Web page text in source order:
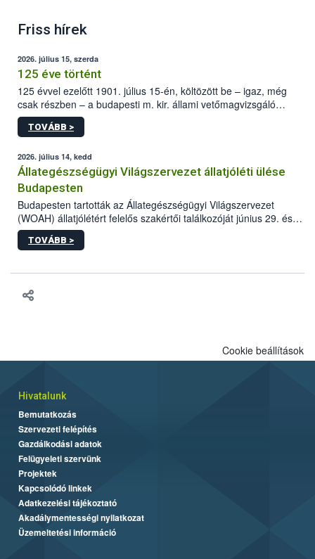
Friss hírek
2026. július 15, szerda
125 éve történt
125 évvel ezelőtt 1901. július 15-én, költözött be – igaz, még
csak részben – a budapesti m. kir. állami vetőmagvizsgáló
állomás a Kis Rókus utca 15. szám alatti, Czigler Győző által
tervezett új épületébe.
TOVÁBB >
2026. július 14, kedd
Állategészségügyi Világszervezet állatjóléti ülése
Budapesten
Budapesten tartották az Állategészségügyi Világszervezet
(WOAH) állatjólétért felelős szakértői találkozóját június 29. és
július 2. között. Az Agrár- és Élelmiszergazdaságért Felelős
Minisztérium (AÉM) és a Nemzeti Élelmiszerlánc-biztonsági
gazdasági haszonállatok jólétének elősegítése volt az európai
meg tapasztalatait a gazdasági haszonállatok jólétének
TOVÁBB >
Cookie beállítások
Hivatalunk
Bemutatkozás
Szervezeti felépítés
Gazdálkodási adatok
Felügyeleti szervünk
Projektek
Kapcsolódó linkek
Adatkezelési tájékoztató
Akadálymentességi nyilatkozat
Üzemeltetési információ